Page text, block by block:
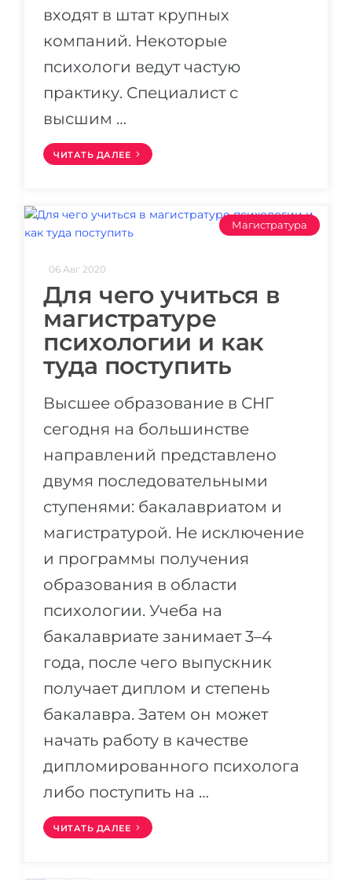
входят в штат крупных
компаний. Некоторые
психологи ведут частую
практику. Специалист с
высшим …
ЧИТАТЬ ДАЛЕЕ
Магистратура
06 Авг 2020
Для чего учиться в
магистратуре
психологии и как
туда поступить
Высшее образование в СНГ
сегодня на большинстве
направлений представлено
двумя последовательными
ступенями: бакалавриатом и
магистратурой. Не исключение
и программы получения
образования в области
психологии. Учеба на
бакалавриате занимает 3–4
года, после чего выпускник
получает диплом и степень
бакалавра. Затем он может
начать работу в качестве
дипломированного психолога
либо поступить на …
ЧИТАТЬ ДАЛЕЕ